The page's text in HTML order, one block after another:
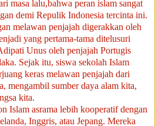
masa lalu,bahwa peran islam sangat
demi Repulik Indonesia tercinta ini.
melawan penjajah digerakkan oleh
yang pertama-tama ditelusuri
Unus oleh penjajah Portugis
Sejak itu, siswa sekolah Islam
keras melawan penjajah dari
mengambil sumber daya alam kita,
kita.
Islam asrama lebih kooperatif dengan
Inggris, atau Jepang. Mereka